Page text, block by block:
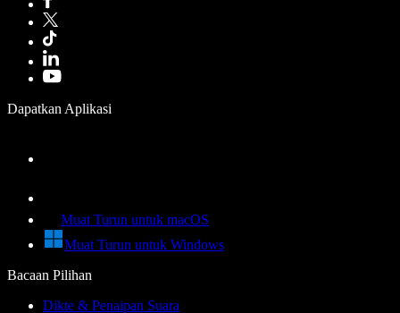
Dapatkan Aplikasi
Muat Turun untuk macOS
Muat Turun untuk Windows
Bacaan Pilihan
Dikte & Penaipan Suara